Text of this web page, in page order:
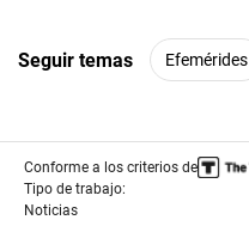
Seguir temas Efemérides
Conforme a los criterios de
Tipo de trabajo:
Noticias